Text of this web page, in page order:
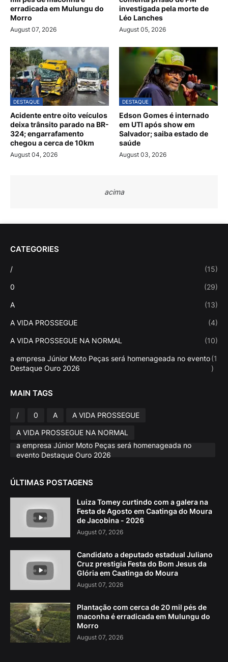
erradicada em Mulungu do
Morro
August 07, 2026
investigada pela morte de
Léo Lanches
August 05, 2026
DESTAQUE
Acidente entre oito veículos
deixa trânsito parado na BR-
324; engarrafamento
chegou a cerca de 10km
August 04, 2026
DESTAQUE
Edson Gomes é internado
em UTI após show em
Salvador; saiba estado de
saúde
August 03, 2026
acima
CATEGORIES
/ (15)
0 (29)
A (13)
A VIDA PROSSEGUE (4)
A VIDA PROSSEGUE NA NORMAL (10)
a empresa Júnior Moto Peças será homenageada no evento
Destaque Ouro 2026
(1
)
MAIN TAGS
/ 0 A
A VIDA PROSSEGUE
A VIDA PROSSEGUE NA NORMAL
a empresa Júnior Moto Peças será homenageada no
evento Destaque Ouro 2026
ÚLTIMAS POSTAGENS
Luiza Tomey curtindo com a galera na
Festa de Agosto em Caatinga do Moura
de Jacobina - 2026
August 07, 2026
Candidato a deputado estadual Juliano
Cruz prestigia Festa do Bom Jesus da
Glória em Caatinga do Moura
August 07, 2026
Plantação com cerca de 20 mil pés de
maconha é erradicada em Mulungu do
Morro
August 07, 2026